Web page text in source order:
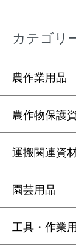
カテゴリ
農作業用品
農作物保護
運搬関連資
園芸用品
工具・作業